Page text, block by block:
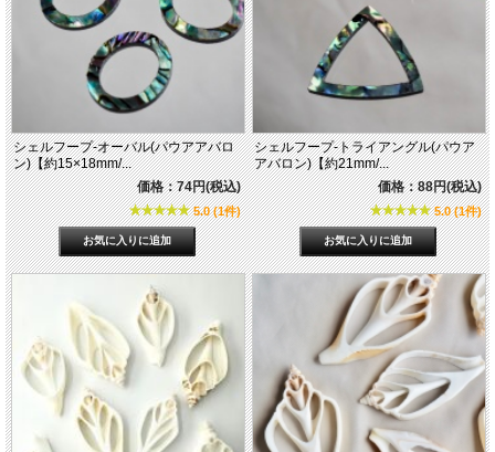
シェルフープ-オーバル(パウアアバロ
ン)【約15×18mm/...
価格：74円(税込)
5.0 (1件)
シェルフープ-トライアングル(パウア
アバロン)【約21mm/...
価格：88円(税込)
5.0 (1件)